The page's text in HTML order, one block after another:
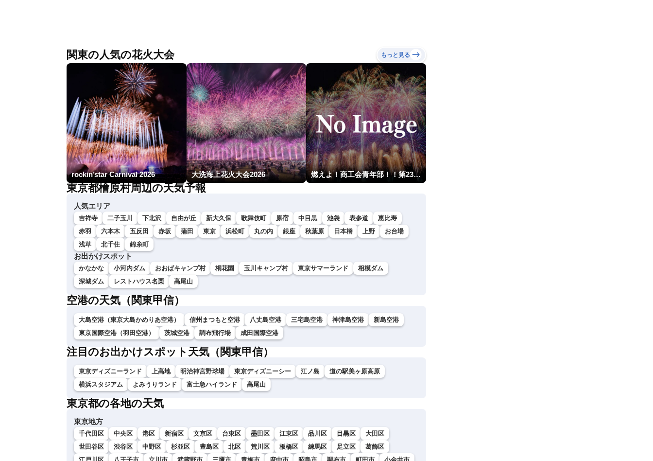
関東の人気の花火大会 もっと見る
rockin’star Carnival 2026 大洗海上花火大会2026 燃えよ！商工会青年部！！第23回こうのす花火大会
東京都檜原村周辺の天気予報
人気エリア
吉祥寺 二子玉川 下北沢 自由が丘 新大久保 歌舞伎町 原宿 中目黒 池袋 表参道
恵比寿
赤羽
六本木 五反田 赤坂 蒲田 東京 浜松町 丸の内 銀座 秋葉原 日本橋 上野
お台場
浅草
北千住 錦糸町
お出かけスポット
かなかな 小河内ダム おおばキャンプ村 桐花園 玉川キャンプ村 東京サマーランド
相模ダム
深城ダム
レストハウス名栗 高尾山
空港の天気（関東甲信）
大島空港（東京大島かめりあ空港） 信州まつもと空港 八丈島空港 三宅島空港 神津島空港
新島空港
東京国際空港（羽田空港）
茨城空港 調布飛行場 成田国際空港
注目のお出かけスポット天気（関東甲信）
東京ディズニーランド 上高地 明治神宮野球場 東京ディズニーシー 江ノ島
道の駅美ヶ原高原
横浜スタジアム
よみうりランド 富士急ハイランド 高尾山
東京都の各地の天気
東京地方
千代田区 中央区 港区 新宿区 文京区 台東区 墨田区 江東区 品川区 目黒区
大田区
世田谷区
渋谷区 中野区 杉並区 豊島区 北区 荒川区 板橋区 練馬区 足立区
葛飾区